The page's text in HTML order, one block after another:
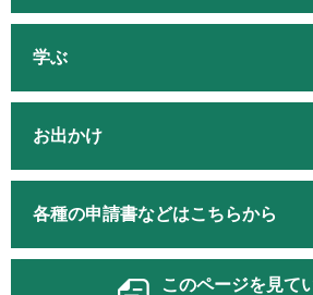
学ぶ
お出かけ
各種の申請書などはこちらから
このページを見て